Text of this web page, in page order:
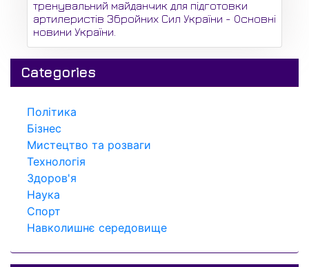
тренувальний майданчик для підготовки
артилеристів Збройних Сил України - Основні
новини України.
Categories
Політика
Бізнес
Мистецтво та розваги
Технологія
Здоров'я
Наука
Спорт
Навколишнє середовище